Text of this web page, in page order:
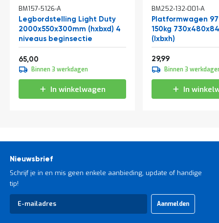
BM157-5126-A
Legbordstelling Light Duty
2000x550x300mm (hxbxd) 4
niveaus beginsectie
Vanaf
65,00
Binnen 3 werkdagen
In winkelwagen
BM252-132-001-A
Platformwagen
150kg
(lxbxh)
29,99
winkelwagen
Binnen 3
In
Nieuwsbrief
Schrijf je in en mis geen enkele aanbieding, update of handige
tip!
Abonneer
op
Aanmelden